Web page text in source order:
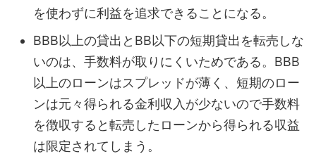
を使わずに利益を追求できることになる。
BBB以上の貸出とBB以下の短期貸出を転売しな
いのは、手数料が取りにくいためである。BBB
以上のローンはスプレッドが薄く、短期のロー
ンは元々得られる金利収入が少ないので手数料
を徴収すると転売したローンから得られる収益
は限定されてしまう。